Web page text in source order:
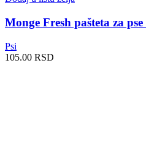
Monge Fresh pašteta za
Psi
105.00 RSD